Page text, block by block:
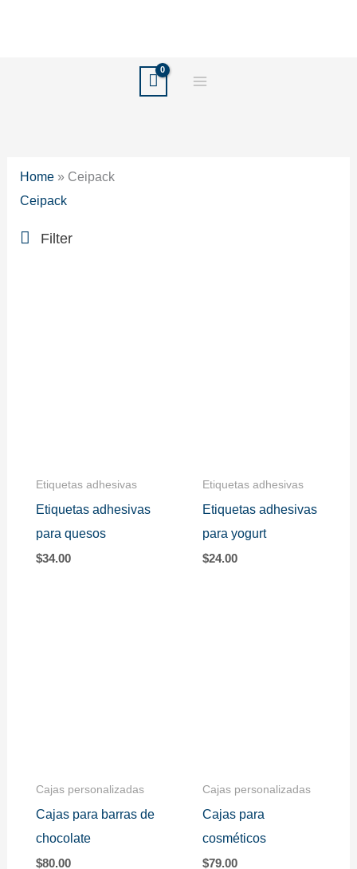
Home » Ceipack
Ceipack
Filter
Etiquetas adhesivas
Etiquetas adhesivas
para quesos
$34.00
Etiquetas adhesivas
Etiquetas adhesivas
para yogurt
$24.00
Cajas personalizadas
Cajas para barras de
chocolate
$80.00
Cajas personalizadas
Cajas para
cosméticos
$79.00